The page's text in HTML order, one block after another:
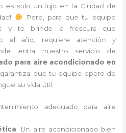
es solo un lujo en la Ciudad de
Pero, para que tu equipo
y te brinde la frescura que
el año, requiere atención y
entra nuestro servicio de
para aire acondicionado en
garantiza que tu equipo opere de
su vida útil.
adecuado para aire
: Un aire acondicionado bien